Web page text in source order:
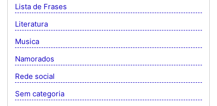
Lista de Frases
Literatura
Musica
Namorados
Rede social
Sem categoria